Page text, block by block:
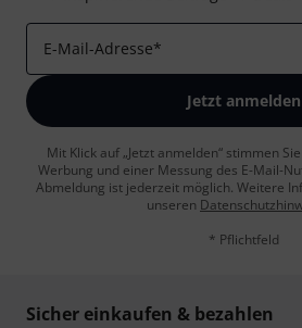
E-Mail-Adresse*
Jetzt anmelden
Mit Klick auf „Jetzt anmelden“ stimmen
Werbung und einer Messung des E-Mail-
Abmeldung ist jederzeit möglich. Weitere
unseren
* Pflichtfeld
Sicher einkaufen & bezahlen